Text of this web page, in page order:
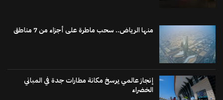
منها الرياض.. سحب ماطرة على أجزاء من 7 مناطق
إنجاز عالمي يرسخ مكانة مطارات جدة في المباني
الخضراء